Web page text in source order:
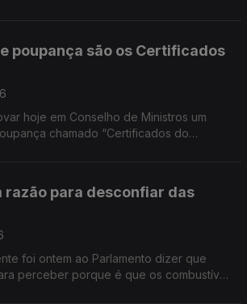
poupança são os Certificados
hoje em Conselho de Ministros um
chamado “Certificados do
razão para desconfiar das
foi ontem ao Parlamento dizer que
perceber porque é que os combustíveis